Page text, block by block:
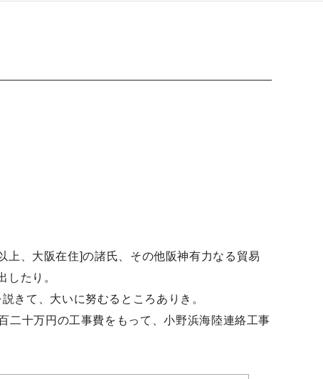
上、大阪在住]の諸氏、その他阪神有力なる貿易
たり。
きて、大いに努むるところありき。
二十万円の工事費をもって、小野浜海陸連絡工事